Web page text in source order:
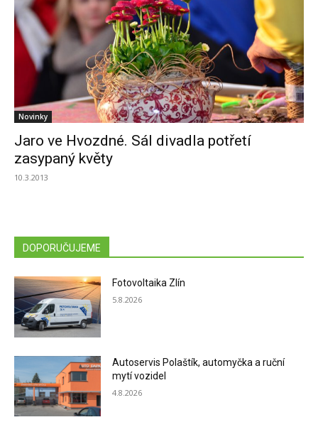
Novinky
Jaro ve Hvozdné. Sál divadla potřetí
zasypaný květy
10.3.2013
DOPORUČUJEME
Fotovoltaika Zlín
5.8.2026
Autoservis Polaštík, automyčka a ruční
mytí vozidel
4.8.2026